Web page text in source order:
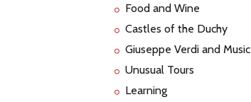
Food and Wine
Castles of the Duchy
Giuseppe Verdi and Music
Unusual Tours
Learning